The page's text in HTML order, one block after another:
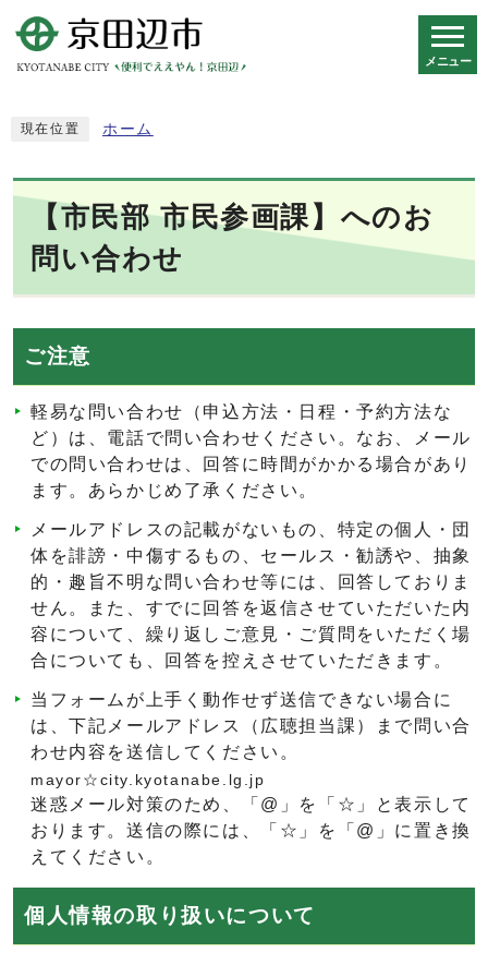
メニュー
現在位置 ホーム
【市民部 市民参画課】へのお
問い合わせ
ご注意
軽易な問い合わせ（申込方法・日程・予約方法な
ど）は、電話で問い合わせください。なお、メール
での問い合わせは、回答に時間がかかる場合があり
ます。あらかじめ了承ください。
メールアドレスの記載がないもの、特定の個人・団
体を誹謗・中傷するもの、セールス・勧誘や、抽象
的・趣旨不明な問い合わせ等には、回答しておりま
せん。また、すでに回答を返信させていただいた内
容について、繰り返しご意見・ご質問をいただく場
合についても、回答を控えさせていただきます。
当フォームが上手く動作せず送信できない場合に
は、下記メールアドレス（広聴担当課）まで問い合
わせ内容を送信してください。
mayor☆city.kyotanabe.lg.jp
迷惑メール対策のため、「@」を「☆」と表示して
おります。送信の際には、「☆」を「@」に置き換
えてください。
個人情報の取り扱いについて